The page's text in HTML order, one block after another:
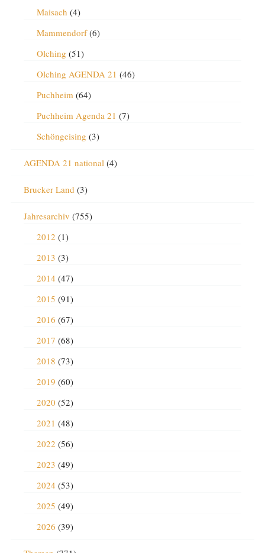
Maisach (4)
Mammendorf(6)
Olching (51)
Olching AGENDA 21 (46)
Puchheim(64)
Puchheim Agenda 21 (7)
Schöngeising (3)
AGENDA 21 national(4)
Brucker Land (3)
Jahresarchiv (755)
2012 (1)
2013 (3)
2014 (47)
2015 (91)
2016 (67)
2017 (68)
2018 (73)
2019 (60)
2020 (52)
2021 (48)
2022 (56)
2023 (49)
2024 (53)
2025 (49)
2026 (39)